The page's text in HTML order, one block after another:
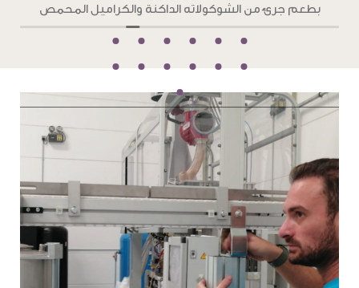
بطعم جرئ من الشوكولاته الداكنة والكراميل المحمص